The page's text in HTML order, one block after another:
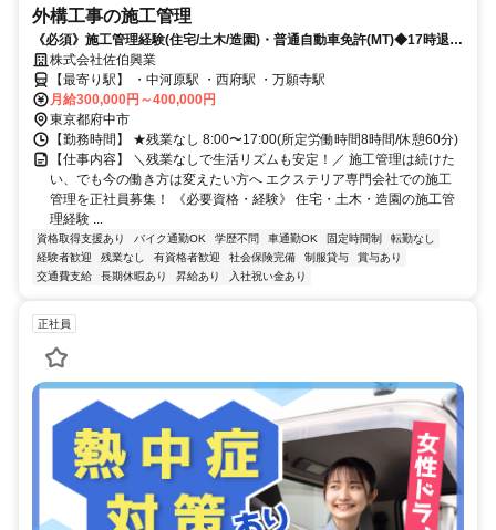
外構工事の施工管理
《必須》施工管理経験(住宅/土木/造園)・普通自動車免許(MT)◆17時退社
で残業なし◆現場は多摩エリア中心◆入社祝い金10万円
株式会社佐伯興業
【最寄り駅】 ・中河原駅 ・西府駅 ・万願寺駅
月給300,000円～400,000円
東京都府中市
【勤務時間】 ★残業なし 8:00〜17:00(所定労働時間8時間/休憩60分)
【仕事内容】 ＼残業なしで生活リズムも安定！／ 施工管理は続けた
い、でも今の働き方は変えたい方へ エクステリア専門会社での施工
管理を正社員募集！ 《必要資格・経験》 住宅・土木・造園の施工管
理経験 ...
資格取得支援あり バイク通勤OK 学歴不問 車通勤OK 固定時間制
転勤なし
経験者歓迎
残業なし 有資格者歓迎 社会保険完備 制服貸与
賞与あり
交通費支給
長期休暇あり 昇給あり 入社祝い金あり
正社員